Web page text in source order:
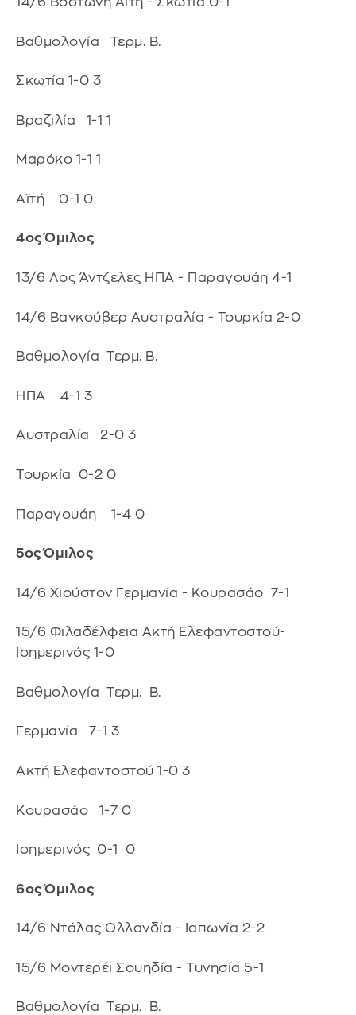
Βαθμολογία Τερμ. Β.
Σκωτία 1-0 3
Βραζιλία 1-1 1
Μαρόκο 1-1 1
Αϊτή 0-1 0
4ος Όμιλος
13/6 Λος Άντζελες ΗΠΑ - Παραγουάη 4-1
14/6 Βανκούβερ Αυστραλία - Τουρκία 2-0
Βαθμολογία Τερμ. Β.
ΗΠΑ 4-1 3
Αυστραλία 2-0 3
Τουρκία 0-2 0
Παραγουάη 1-4 0
5ος Όμιλος
14/6 Χιούστον Γερμανία - Κουρασάο 7-1
15/6 Φιλαδέλφεια Ακτή Ελεφαντοστού-
Ισημερινός 1-0
Βαθμολογία Τερμ. Β.
Γερμανία 7-1 3
Ακτή Ελεφαντοστού 1-0 3
Κουρασάο 1-7 0
Ισημερινός 0-1 0
6ος Όμιλος
14/6 Ντάλας Ολλανδία - Ιαπωνία 2-2
15/6 Μοντερέι Σουηδία - Τυνησία 5-1
Βαθμολογία Τερμ. Β.